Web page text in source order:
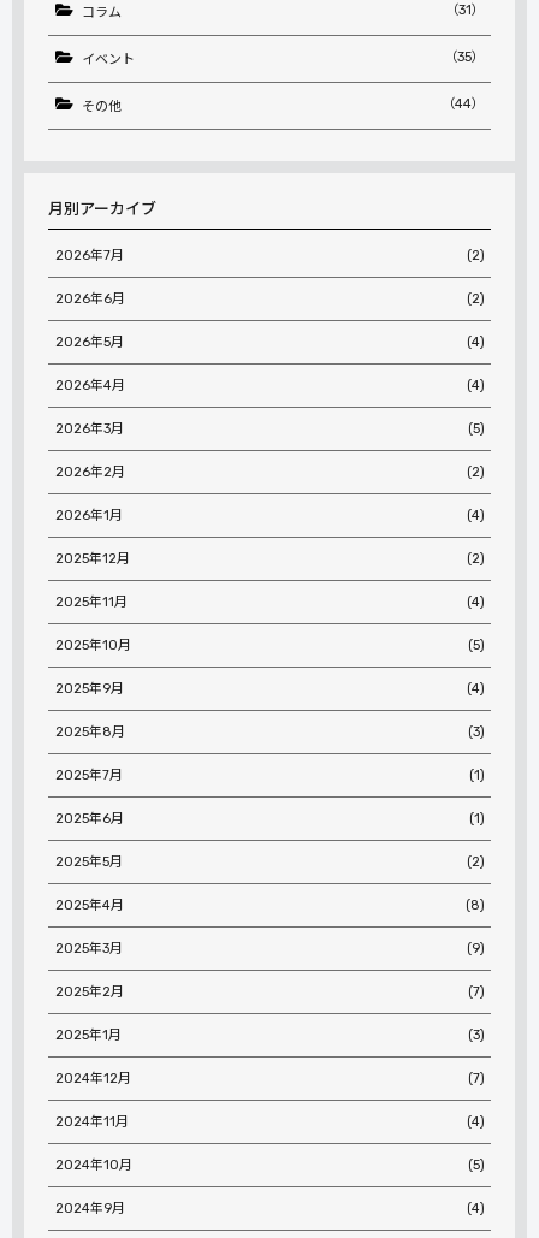
コラム （31）
イベント （35）
その他 （44）
月別アーカイブ
2026年7月 (2)
2026年6月 (2)
2026年5月 (4)
2026年4月 (4)
2026年3月 (5)
2026年2月 (2)
2026年1月 (4)
2025年12月 (2)
2025年11月 (4)
2025年10月 (5)
2025年9月 (4)
2025年8月 (3)
2025年7月 (1)
2025年6月 (1)
2025年5月 (2)
2025年4月 (8)
2025年3月 (9)
2025年2月 (7)
2025年1月 (3)
2024年12月 (7)
2024年11月 (4)
2024年10月 (5)
2024年9月 (4)